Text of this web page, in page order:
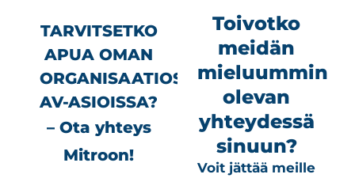
TARVITSETKO
APUA OMAN
ORGANISAATIOSI
AV-ASIOISSA?
– Ota yhteys
Mitroon!
Toivotko
meidän
mieluummin
olevan
yhteydessä
sinuun?
Voit jättää meille